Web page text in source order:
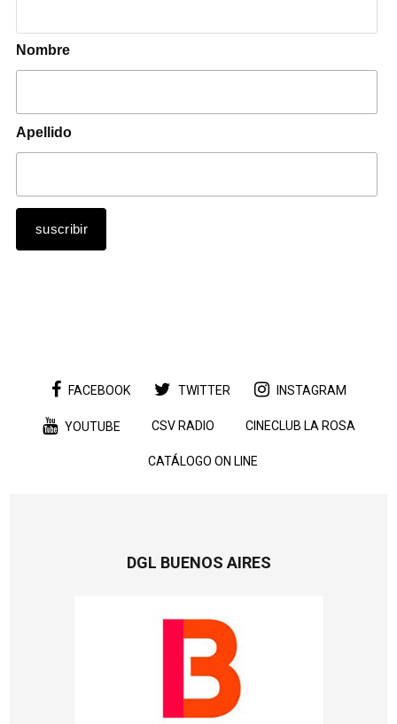
Nombre
Apellido
FACEBOOK TWITTER INSTAGRAM
YOUTUBE CSV RADIO CINECLUB LA ROSA
CATÁLOGO ON LINE
DGL BUENOS AIRES